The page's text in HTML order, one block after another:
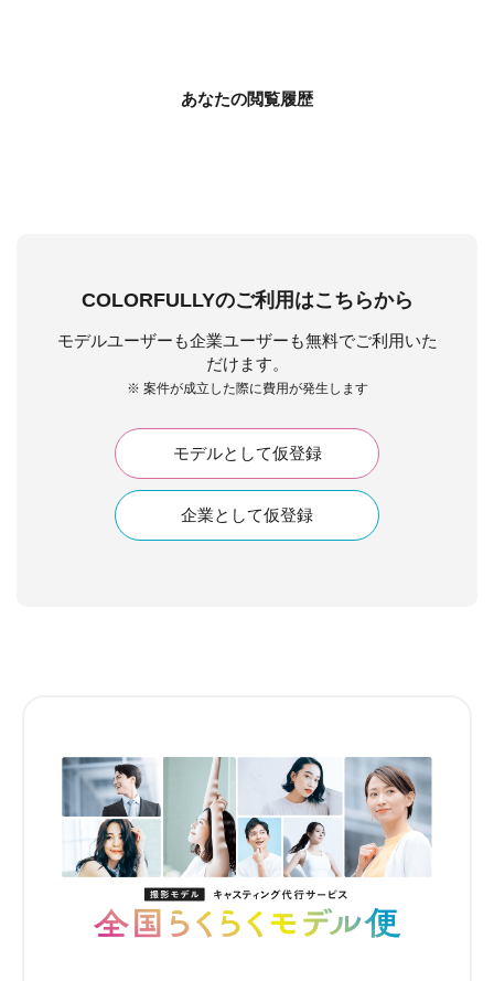
あなたの閲覧履歴
COLORFULLYのご利用はこちらから
モデルユーザーも企業ユーザーも無料でご利用いた
だけます。
※ 案件が成立した際に費用が発生します
モデルとして仮登録
企業として仮登録